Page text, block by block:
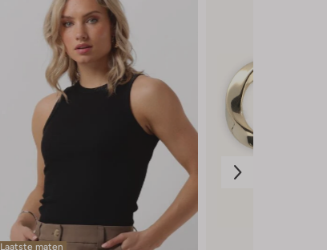
Laatste maten